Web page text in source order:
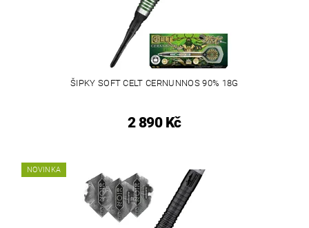
ŠIPKY SOFT CELT CERNUNNOS 90% 18G
2 890 Kč
NOVINKA